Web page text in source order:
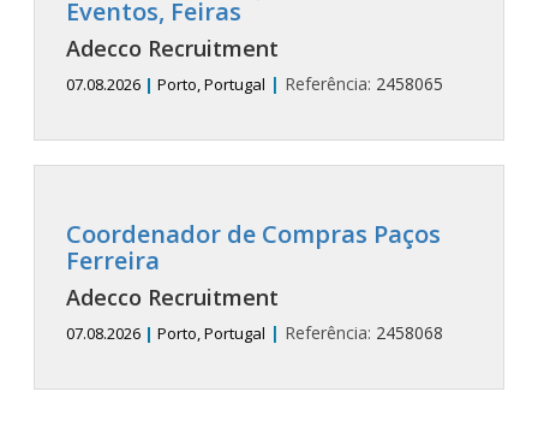
Eventos, Feiras
Adecco Recruitment
07.08.2026 | Porto, Portugal | Referência: 2458065
Coordenador de Compras Paços
Ferreira
Adecco Recruitment
07.08.2026 | Porto, Portugal | Referência: 2458068